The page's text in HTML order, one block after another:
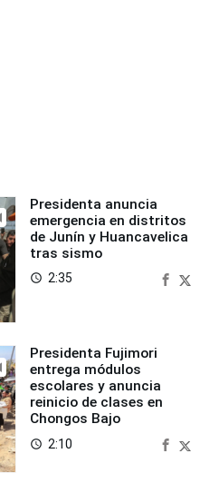
Presidenta anuncia
emergencia en distritos
de Junín y Huancavelica
tras sismo
access_time 2:35
Presidenta Fujimori
entrega módulos
escolares y anuncia
reinicio de clases en
Chongos Bajo
access_time 2:10